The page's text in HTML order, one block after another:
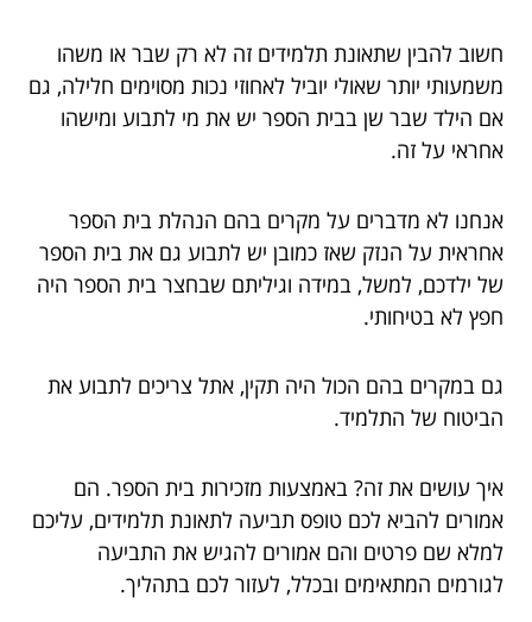
חשוב להבין שתאונת תלמידים זה לא רק שבר או משהו
משמעותי יותר שאולי יוביל לאחוזי נכות מסוימים חלילה, גם
אם הילד שבר שן בבית הספר יש את מי לתבוע ומישהו
אחראי על זה.
אנחנו לא מדברים על מקרים בהם הנהלת בית הספר
אחראית על הנזק שאז כמובן יש לתבוע גם את בית הספר
של ילדכם, למשל, במידה וגיליתם שבחצר בית הספר היה
חפץ לא בטיחותי.
גם במקרים בהם הכול היה תקין, אתל צריכים לתבוע את
הביטוח של התלמיד.
איך עושים את זה? באמצעות מזכירות בית הספר. הם
אמורים להביא לכם טופס תביעה לתאונת תלמידים, עליכם
למלא שם פרטים והם אמורים להגיש את התביעה
לגורמים המתאימים ובכלל, לעזור לכם בתהליך.